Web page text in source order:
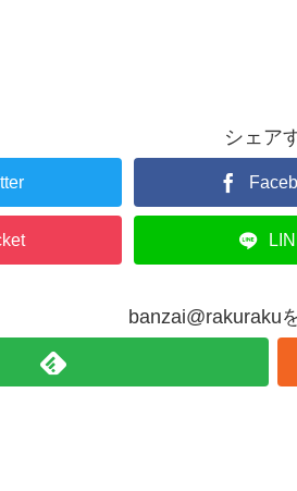
シェア
banzai@rakuraku